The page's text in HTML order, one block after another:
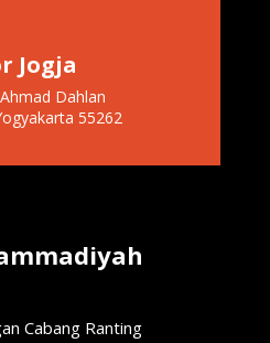
Jogja
Dahlan
55262
Cabang Ranting